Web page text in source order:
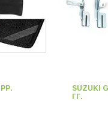
РР.
SUZUKI
ГГ.